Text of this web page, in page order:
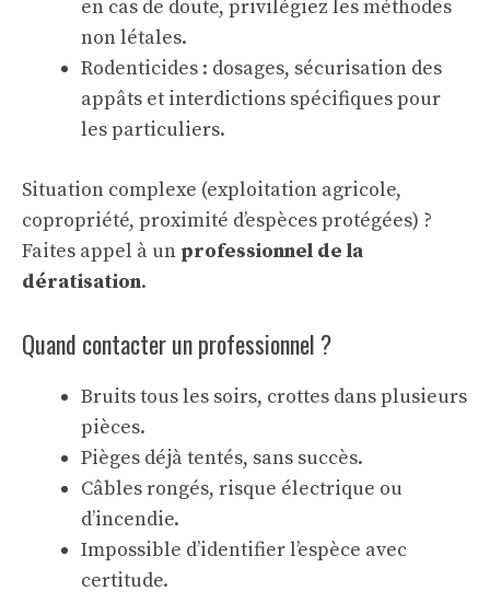
en cas de doute, privilégiez les méthodes
non létales.
Rodenticides : dosages, sécurisation des
appâts et interdictions spécifiques pour
les particuliers.
Situation complexe (exploitation agricole,
copropriété, proximité d’espèces protégées) ?
Faites appel à un professionnel de la
dératisation.
Quand contacter un professionnel ?
Bruits tous les soirs, crottes dans plusieurs
pièces.
Pièges déjà tentés, sans succès.
Câbles rongés, risque électrique ou
d’incendie.
Impossible d’identifier l’espèce avec
certitude.